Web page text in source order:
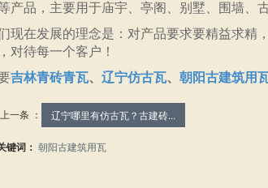
产品，主要用于庙宇、亭阁、别墅、围墙、
现在发展的理念是：对产品要求要精益求精
对待每一个客户！
吉林青砖青瓦、 辽宁仿古瓦、 朝阳古建筑用
上一条 ： 辽宁哪里有仿古瓦？古建砖...
键词： 朝阳古建筑用瓦